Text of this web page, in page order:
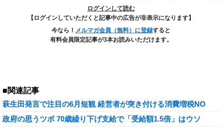
ログインして読む
【ログインしていただくと記事中の広告が非表示になります】
今なら！ メルマガ会員（無料）に登録すると
有料会員限定記事が3本お読みいただけます。
■関連記事
萩生田発言で注目の6月短観 経営者が突き付ける消費増税NO
政府の思うツボ 70歳繰り下げ支給で「受給額1.5倍」はウソ